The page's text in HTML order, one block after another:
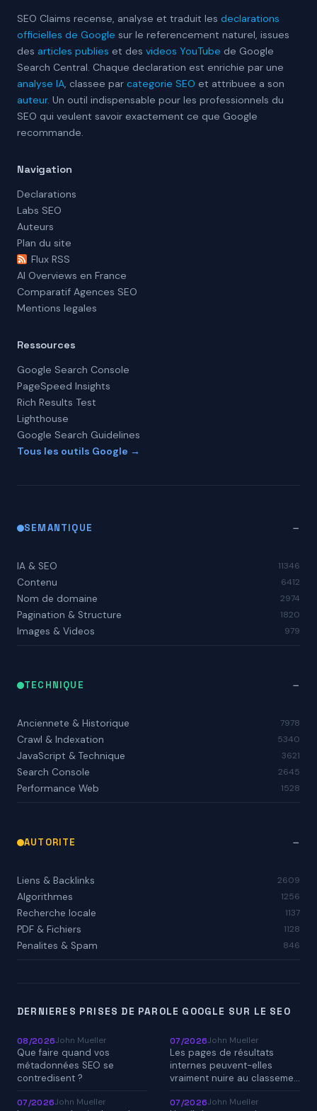
SEO Claims recense, analyse et traduit les declarations
officielles de Google sur le referencement naturel, issues
des articles publies et des videos YouTube de Google
Search Central. Chaque declaration est enrichie par une
analyse IA , classee par categorie SEO et attribuee a son
auteur. Un outil indispensable pour les professionnels du
SEO qui veulent savoir exactement ce que Google
recommande.
Navigation
Declarations
Labs SEO
Auteurs
Plan du site
Flux RSS
AI Overviews en France
Comparatif Agences SEO
Mentions legales
Ressources
Google Search Console
PageSpeed Insights
Rich Results Test
Lighthouse
Google Search Guidelines
Tous les outils Google →
SEMANTIQUE
IA & SEO 11346
Contenu 6412
Nom de domaine 2974
Pagination & Structure 1820
Images & Videos 979
TECHNIQUE
Anciennete & Historique 7978
Crawl & Indexation 5340
JavaScript & Technique 3621
Search Console 2645
Performance Web 1528
AUTORITE
Liens & Backlinks 2609
Algorithmes 1256
Recherche locale 1137
PDF & Fichiers 1128
Penalites & Spam 846
DERNIERES PRISES DE PAROLE GOOGLE SUR LE SEO
08/2026John Mueller
Que faire quand vos
métadonnées SEO se
contredisent ?
07/2026John Mueller
Les pages de résultats
internes peuvent-elles
vraiment nuire au classeme…
07/2026John Mueller 07/2026John Mueller